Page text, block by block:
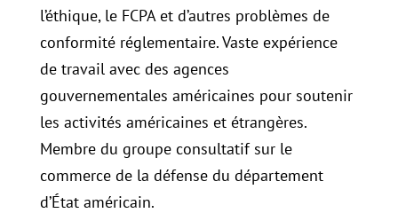
l’éthique, le FCPA et d’autres problèmes de
conformité réglementaire. Vaste expérience
de travail avec des agences
gouvernementales américaines pour soutenir
les activités américaines et étrangères.
Membre du groupe consultatif sur le
commerce de la défense du département
d’État américain.